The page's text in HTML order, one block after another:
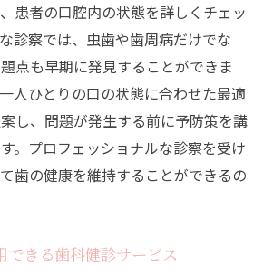
歯医者で受けられるクリーニング
るクリーニングで健康を守る
ングによる口腔環境の改善
とクリーニングの相乗効果
除去で歯を守る中野駅の歯医者の
辺の歯医者による歯石除去の方法
患者の口腔内の状態を詳しくチェッ
診察では、虫歯や歯周病だけでな
点も早期に発見することができま
人ひとりの口の状態に合わせた最適
し、問題が発生する前に予防策を講
。プロフェッショナルな診察を受け
歯の健康を維持することができるの
できる歯科健診サービス